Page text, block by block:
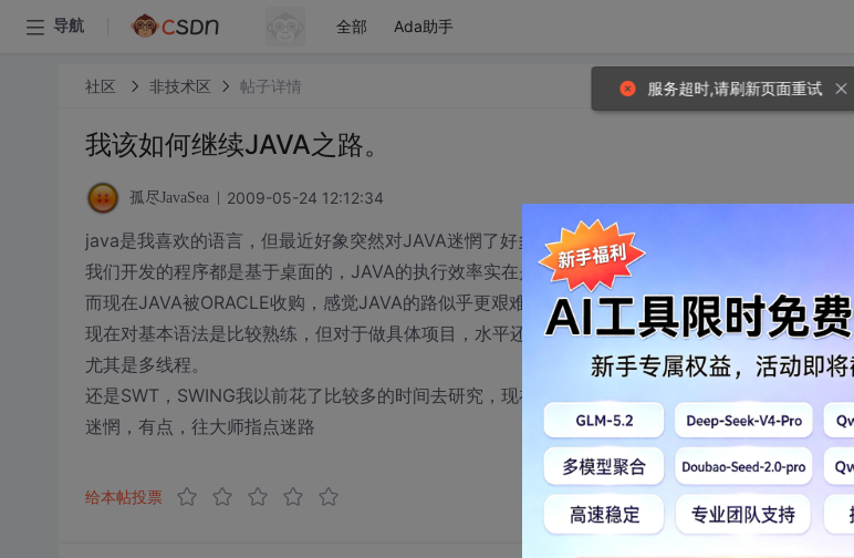
导航 全部 Ada助手
社区 非技术区 帖子详情
我该如何继续JAVA之路。
孤尽JavaSea 2009-05-24 12:12:34
java是我喜欢的语言，但最近好象突然对JAVA迷惘了好多。
我们开发的程序都是基于桌面的，JAVA的执行效率实在是太低。
而现在JAVA被ORACLE收购，感觉JAVA的路似乎更艰难。
现在对基本语法是比较熟练，但对于做具体项目，水平还是差了点。
尤其是多线程。
还是SWT，SWING我以前花了比较多的时间去研究，现在发觉这些是JAVA事实上最不重要的东西。
迷惘，有点，往大师指点迷路
给本帖投票
服务超时,请刷新页面重试